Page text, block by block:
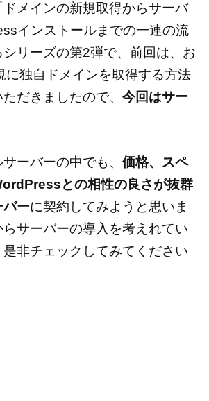
メインの新規取得からサーバ
インストールまでの一連の流
リーズの第2弾で、前回は、お
に独自ドメインを取得する方法
だきましたので、 今回はサー
ーバーの中でも、 価格、スペ
との相性の良さが抜群
バーに契約してみようと思いま
サーバーの導入を考えれてい
非チェックしてみてください